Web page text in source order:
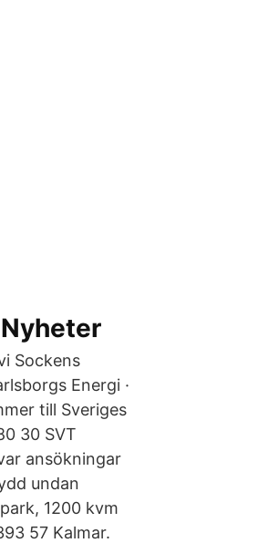
Sockens
Energi ·
till Sveriges
30 SVT
ansökningar
undan
1200 kvm
57 Kalmar.